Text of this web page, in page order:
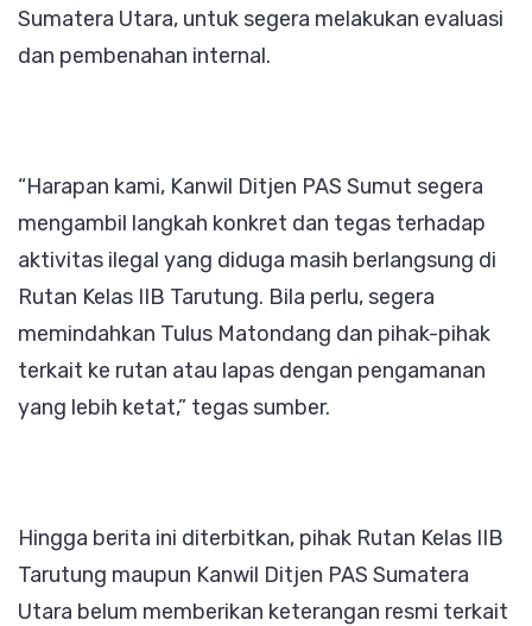
Sumatera Utara, untuk segera melakukan evaluasi
dan pembenahan internal.
“Harapan kami, Kanwil Ditjen PAS Sumut segera
mengambil langkah konkret dan tegas terhadap
aktivitas ilegal yang diduga masih berlangsung di
Rutan Kelas IIB Tarutung. Bila perlu, segera
memindahkan Tulus Matondang dan pihak-pihak
terkait ke rutan atau lapas dengan pengamanan
yang lebih ketat,” tegas sumber.
Hingga berita ini diterbitkan, pihak Rutan Kelas IIB
Tarutung maupun Kanwil Ditjen PAS Sumatera
Utara belum memberikan keterangan resmi terkait